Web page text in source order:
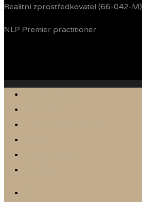
Realitní zprostředkovatel (66-042-M)
NLP Premier practitioner